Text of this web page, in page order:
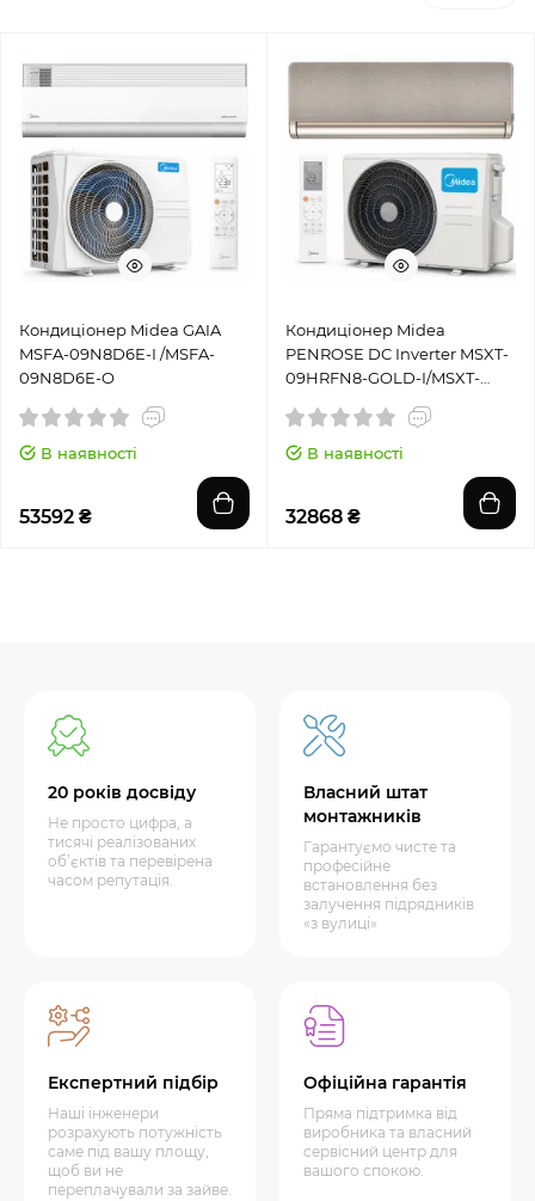
Кондиціонер Midea GAIA
MSFA-09N8D6E-I /MSFA-
09N8D6E-O
В наявності
53592 ₴
Кондиціонер Midea
PENROSE DC Inverter MSXT-
09HRFN8-GOLD-I/MSXT-
В наявності
32868 ₴
20 років досвіду
Не просто цифра, а
тисячі реалізованих
об’єктів та перевірена
часом репутація.
Власний штат
монтажників
Гарантуємо чисте та
професійне
встановлення без
залучення підрядників
«з вулиці»
Експертний підбір
Наші інженери
розрахують потужність
саме під вашу площу,
щоб ви не
переплачували за зайве.
Офіційна гарантія
Пряма підтримка від
виробника та власний
сервісний центр для
вашого спокою.